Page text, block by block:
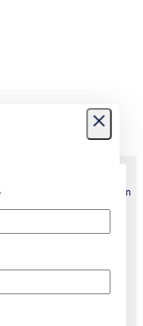
Express Service in